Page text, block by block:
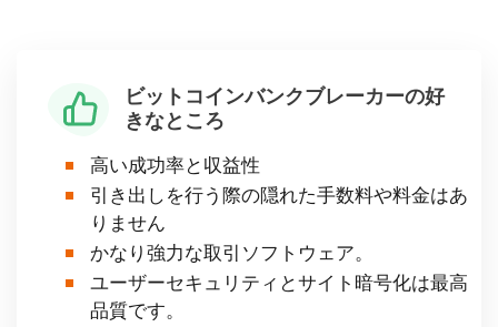
ビットコインバンクブレーカーの好
きなところ
高い成功率と収益性
引き出しを行う際の隠れた手数料や料金はあ
りません
かなり強力な取引ソフトウェア。
ユーザーセキュリティとサイト暗号化は最高
品質です。